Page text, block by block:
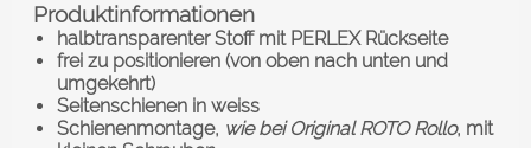
Produktinformationen
halbtransparenter Stoff mit PERLEX Rückseite
frei zu positionieren (von oben nach unten und
umgekehrt)
Seitenschienen in weiss
Schienenmontage, wie bei Original ROTO Rollo, mit